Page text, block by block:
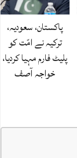
پاکستان، سعودیہ،
ترکیہ نے امّت کو
پلیٹ فارم مہیا کردیا،
خواجہ آصف